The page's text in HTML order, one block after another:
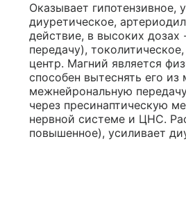
Оказывает
диуретическое,
действие, в высоких
передачу),
центр. Магний является
способен вытеснять его
межнейрональную
через пресинаптическую
нервной системе и ЦНС.
повышенное), усиливает